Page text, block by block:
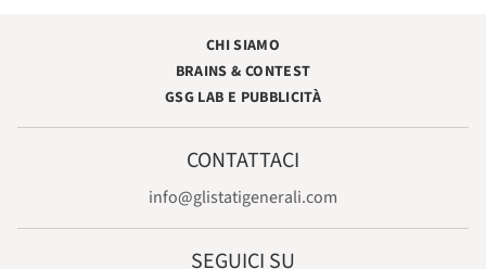
CHI SIAMO
BRAINS & CONTEST
GSG LAB E PUBBLICITÀ
CONTATTACI
info@glistatigenerali.com
SEGUICI SU